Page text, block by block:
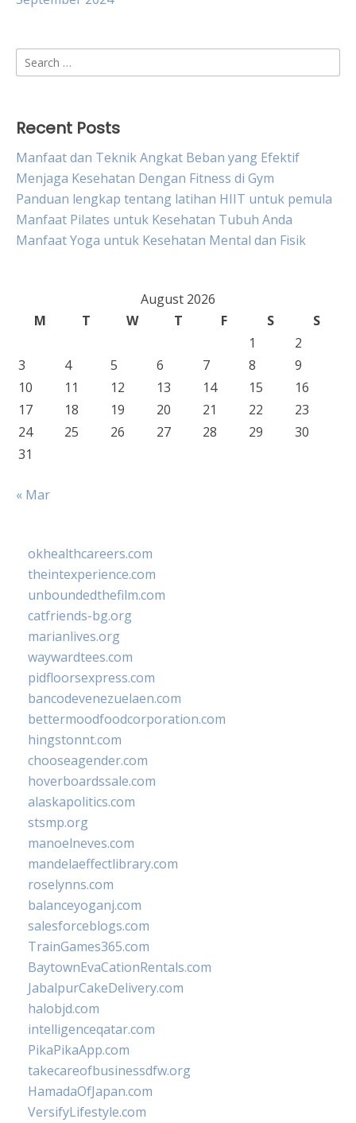
Search
for:
Recent Posts
Manfaat dan Teknik Angkat Beban yang Efektif
Menjaga Kesehatan Dengan Fitness di Gym
Panduan lengkap tentang latihan HIIT untuk pemula
Manfaat Pilates untuk Kesehatan Tubuh Anda
Manfaat Yoga untuk Kesehatan Mental dan Fisik
August 2026
M
T W T F S
S
1
2
3
4 5 6 7 8
9
10
11 12 13 14 15
16
17
18 19 20 21 22
23
24
25 26 27 28 29
30
31
« Mar
okhealthcareers.com
theintexperience.com
unboundedthefilm.com
catfriends-bg.org
marianlives.org
waywardtees.com
pidfloorsexpress.com
bancodevenezuelaen.com
bettermoodfoodcorporation.com
hingstonnt.com
chooseagender.com
hoverboardssale.com
alaskapolitics.com
stsmp.org
manoelneves.com
mandelaeffectlibrary.com
roselynns.com
balanceyoganj.com
salesforceblogs.com
TrainGames365.com
BaytownEvaCationRentals.com
JabalpurCakeDelivery.com
halobjd.com
intelligenceqatar.com
PikaPikaApp.com
takecareofbusinessdfw.org
HamadaOfJapan.com
VersifyLifestyle.com